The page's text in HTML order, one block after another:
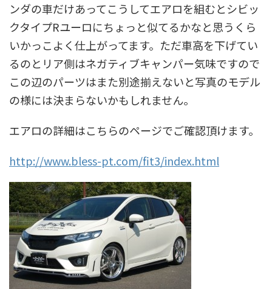
ンダの車だけあってこうしてエアロを組むとシビッ
クタイプRユーロにちょっと似てるかなと思うくら
いかっこよく仕上がってます。ただ車高を下げてい
るのとリア側はネガティブキャンパー気味ですので
この辺のパーツはまた別途揃えないと写真のモデル
の様には決まらないかもしれません。
エアロの詳細はこちらのページでご確認頂けます。
http://www.bless-pt.com/fit3/index.html